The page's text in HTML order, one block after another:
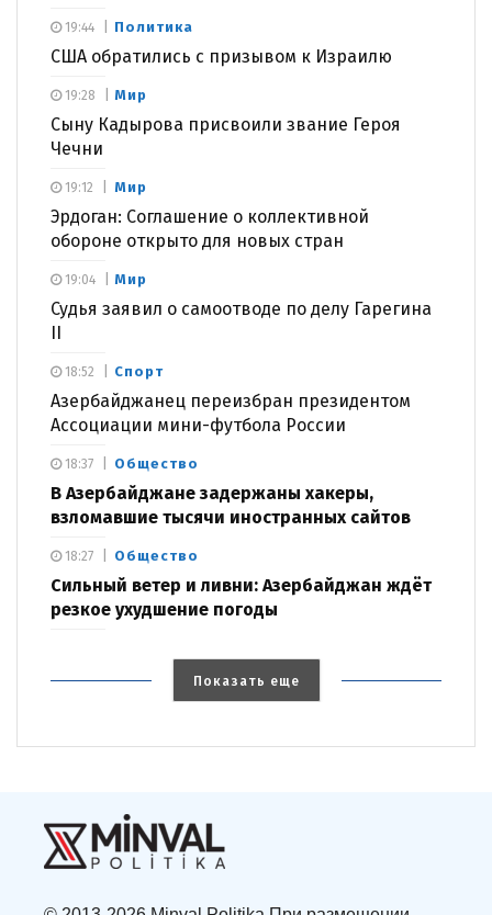
Политика
США обратились с призывом к Израилю
19:44
Мир
Сыну Кадырова присвоили звание Героя
Чечни
19:28
Мир
Эрдоган: Соглашение о коллективной
обороне открыто для новых стран
19:12
Мир
Судья заявил о самоотводе по делу Гарегина
19:04
Спорт
Азербайджанец переизбран президентом
Ассоциации мини-футбола России
18:52
Общество
В Азербайджане задержаны хакеры,
взломавшие тысячи иностранных сайтов
18:37
Общество
Сильный ветер и ливни: Азербайджан ждёт
резкое ухудшение погоды
18:27
Показать еще